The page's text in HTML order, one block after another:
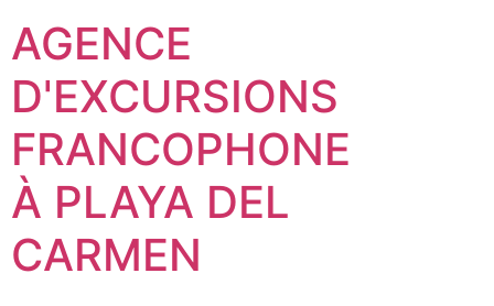
AGENCE
D'EXCURSIONS
FRANCOPHONE
À PLAYA DEL
CARMEN